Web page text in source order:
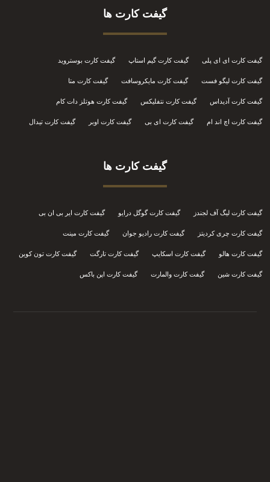
گیفت کارت ها
گیفت کارت ای ای پلی گیفت کارت گیم استاپ گیفت کارت بوستروید
گیفت کارت لیگو فست گیفت کارت مایکروسافت گیفت کارت متا
گیفت کارت آدیداس گیفت کارت نتفلیکس گیفت کارت هوتلز دات کام
گیفت کارت اچ اند ام گیفت کارت ای بی گیفت کارت اوبر گیفت کارت تیدال
گیفت کارت ها
گیفت کارت لیگ آف لجندز گیفت کارت گوگل درایو گیفت کارت ایر بی ان بی
گیفت کارت چری کردیتز گیفت کارت رادیو جوان گیفت کارت مینت
گیفت کارت هالو گیفت کارت اسکایپ گیفت کارت تارگت گیفت کارت تون کوین
گیفت کارت شین گیفت کارت والمارت گیفت کارت اپن باکس